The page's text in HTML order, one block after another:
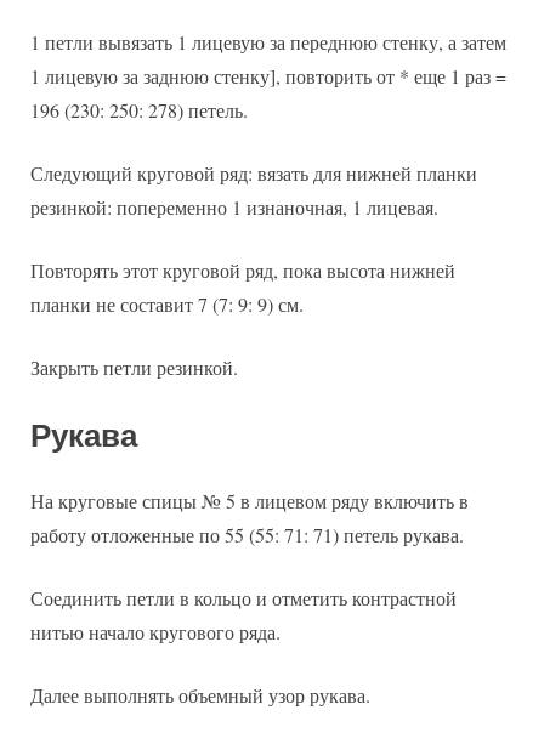
1 петли вывязать 1 лицевую за переднюю стенку, а затем
1 лицевую за заднюю стенку], повторить от * еще 1 раз =
196 (230: 250: 278) петель.
Следующий круговой ряд: вязать для нижней планки
резинкой: попеременно 1 изнаночная, 1 лицевая.
Повторять этот круговой ряд, пока высота нижней
планки не составит 7 (7: 9: 9) см.
Закрыть петли резинкой.
Рукава
На круговые спицы № 5 в лицевом ряду включить в
работу отложенные по 55 (55: 71: 71) петель рукава.
Соединить петли в кольцо и отметить контрастной
нитью начало кругового ряда.
Далее выполнять объемный узор рукава.